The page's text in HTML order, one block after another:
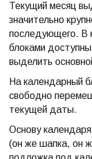
Текущий месяц
значительно
последующего. В
блоками
выделить
На календарный
свободно
текущей даты.
Основу
(он же шапка, он